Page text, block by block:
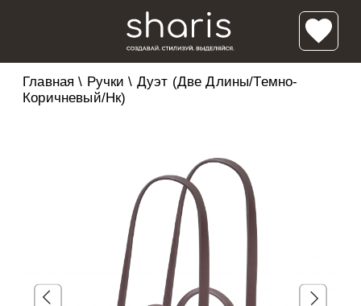
Главная \ Ручки \ Дуэт (Две Длины/Темно-
Коричневый/нк)